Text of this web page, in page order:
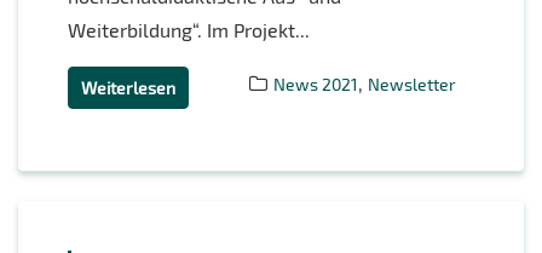
Weiterbildung“. Im Projekt...
News 2021, Newsletter
Weiterlesen